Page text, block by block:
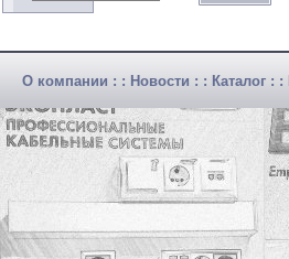
О компании : : Новости : : Каталог : :